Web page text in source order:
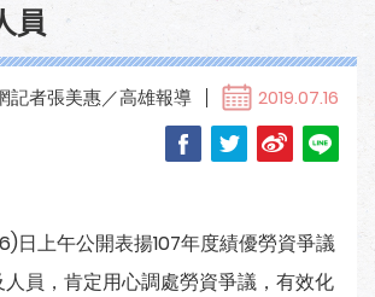
員
記者張美惠／高雄報導 2019.07.16
日上午公開表揚107年度績優勞資爭議
員，肯定用心調處勞資爭議，有效化